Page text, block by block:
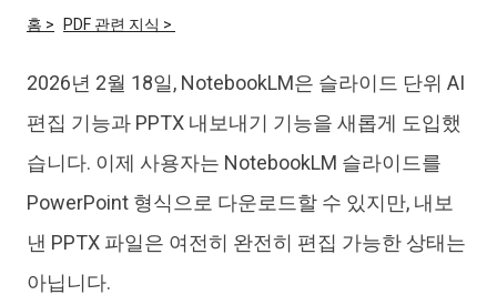
홈 > PDF 관련 지식 >
2026년 2월 18일, NotebookLM은 슬라이드 단위 AI
편집 기능과 PPTX 내보내기 기능을 새롭게 도입했
습니다. 이제 사용자는 NotebookLM 슬라이드를
PowerPoint 형식으로 다운로드할 수 있지만, 내보
낸 PPTX 파일은 여전히 완전히 편집 가능한 상태는
아닙니다.